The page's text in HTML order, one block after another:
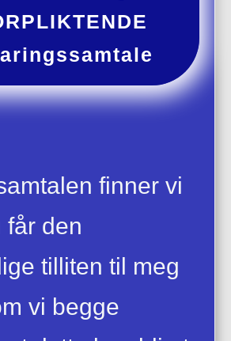
finner vi
får den
tilliten til meg
vi begge